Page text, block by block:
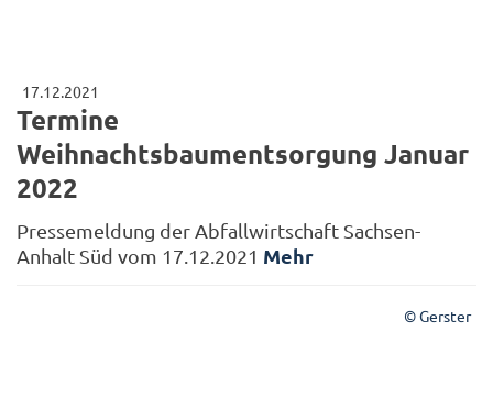
17.12.2021
Termine
Weihnachtsbaumentsorgung Januar
2022
Pressemeldung der Abfallwirtschaft Sachsen-
Anhalt Süd vom 17.12.2021 Mehr
© Gerster